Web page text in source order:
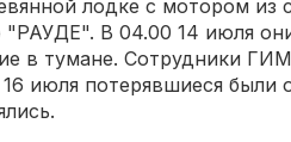
лодке с мотором из
"РАУДЕ". В 04.00 14 июля
в тумане. Сотрудники
июля потерявшиеся